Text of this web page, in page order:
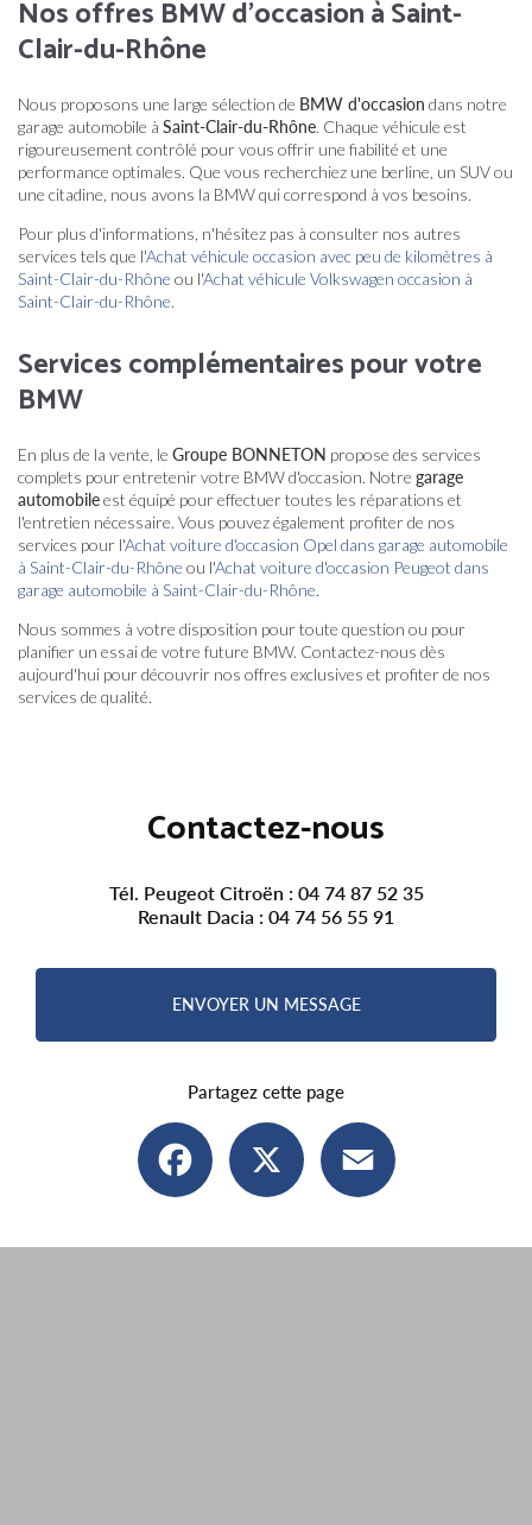
Nos offres BMW d'occasion à Saint-
Clair-du-Rhône
Nous proposons une large sélection de BMW d'occasion dans notre
garage automobile à Saint-Clair-du-Rhône. Chaque véhicule est
rigoureusement contrôlé pour vous offrir une fiabilité et une
performance optimales. Que vous recherchiez une berline, un SUV ou
une citadine, nous avons la BMW qui correspond à vos besoins.
Pour plus d'informations, n'hésitez pas à consulter nos autres
services tels que l'Achat véhicule occasion avec peu de kilomètres à
Saint-Clair-du-Rhône ou l'Achat véhicule Volkswagen occasion à
Saint-Clair-du-Rhône.
Services complémentaires pour votre
BMW
En plus de la vente, le Groupe BONNETON propose des services
complets pour entretenir votre BMW d'occasion. Notre garage
automobileest équipé pour effectuer toutes les réparations et
l'entretien nécessaire. Vous pouvez également profiter de nos
services pour l'Achat voiture d'occasion Opel dans garage automobile
à Saint-Clair-du-Rhône ou l'Achat voiture d'occasion Peugeot dans
garage automobile à Saint-Clair-du-Rhône.
Nous sommes à votre disposition pour toute question ou pour
planifier un essai de votre future BMW. Contactez-nous dès
aujourd'hui pour découvrir nos offres exclusives et profiter de nos
services de qualité.
Contactez-nous
Tél. Peugeot Citroën : 04 74 87 52 35
Renault Dacia : 04 74 56 55 91
ENVOYER UN MESSAGE
Partagez cette page
Facebook